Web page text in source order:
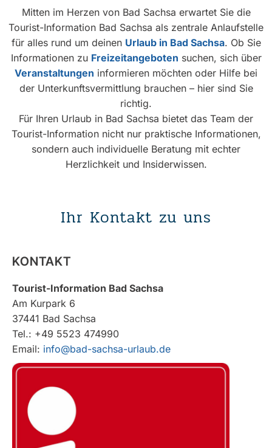
Mitten im Herzen von Bad Sachsa erwartet Sie die
Tourist-Information Bad Sachsa als zentrale Anlaufstelle
für alles rund um deinen Urlaub in Bad Sachsa. Ob Sie
Informationen zu Freizeitangeboten suchen, sich über
Veranstaltungen informieren möchten oder Hilfe bei
der Unterkunftsvermittlung brauchen – hier sind Sie
richtig.
Für Ihren Urlaub in Bad Sachsa bietet das Team der
Tourist-Information nicht nur praktische Informationen,
sondern auch individuelle Beratung mit echter
Herzlichkeit und Insiderwissen.
Ihr Kontakt zu uns
KONTAKT
Tourist-Information Bad Sachsa
Am Kurpark 6
37441 Bad Sachsa
Tel.: +49 5523 474990
Email: info@bad-sachsa-urlaub.de